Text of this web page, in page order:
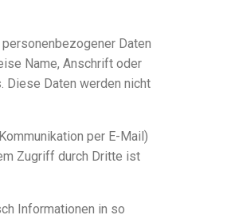
Daten
Name, Anschrift oder
Daten werden nicht
per E-Mail)
Zugriff durch Dritte ist
Informationen in so